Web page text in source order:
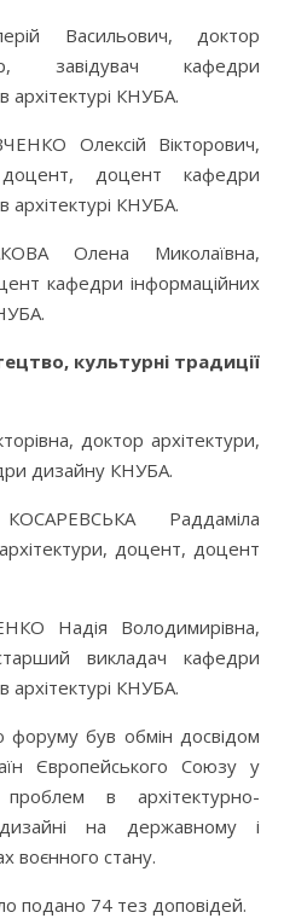
Васильович, доктор
завідувач кафедри
архітектурі КНУБА.
Олексій Вікторович,
доцент, доцент кафедри
архітектурі КНУБА.
Олена Миколаївна,
кафедри інформаційних
культурні традиції
доктор архітектури,
дизайну КНУБА.
Раддаміла
доцент, доцент
Надія Володимирівна,
викладач кафедри
архітектурі КНУБА.
форуму був обмін досвідом
Європейського Союзу у
проблем в архітектурно-
на державному і
воєнного стану.
подано 74 тез доповідей.